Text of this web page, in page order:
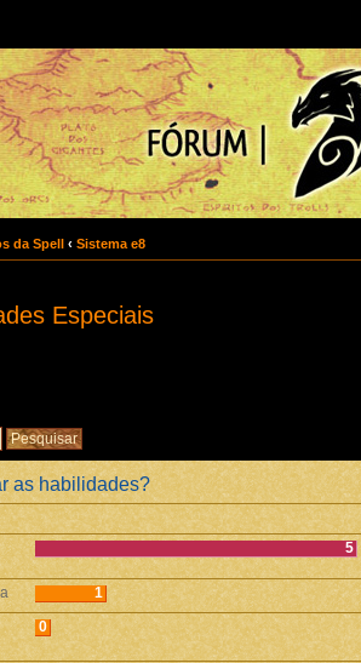
da Spell ‹ Sistema e8
Especiais
as habilidades?
5
1
0